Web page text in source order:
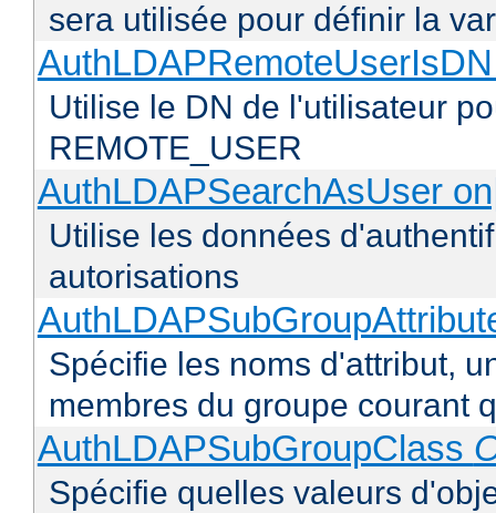
sera utilisée pour définir la
Utilise le DN de l'utilisateur
REMOTE_USER
AuthLDAPSearchAsUser
Utilise les données
autorisations
Spécifie les noms d'attribut,
membres du groupe courant
AuthLDAPSubGroupClass
Spécifie quelles valeurs